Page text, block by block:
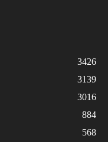
3426
3139
3016
884
568